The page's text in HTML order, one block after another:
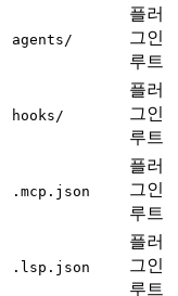
agents/
플러
그인
루트
hooks/
플러
그인
루트
.mcp.json
플러
그인
루트
.lsp.json
플러
그인
루트